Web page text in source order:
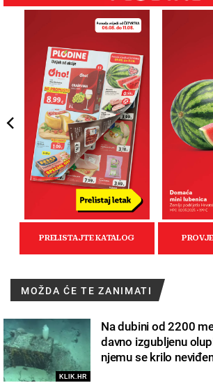
MOŽDA ĆE TE ZANIMATI
KLIK.HR
Na dubini od 2200
davno izgubljenu
njemu se krilo